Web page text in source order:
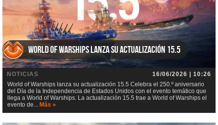
World of Warships lanza su actualización 15.5
NOTICIAS
16/06/2026 | 10:26
World of Warships lanza su actualización 15.5 Celebra el 250.º aniversario
del Día de la Independencia de Estados Unidos con el evento temático que
llega a World of Warships. La actualización 15.5 trae a World of Warships el
evento de... Más »